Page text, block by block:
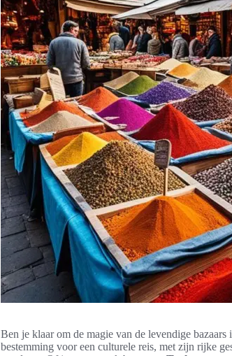
Ben je klaar om de magie van de levendige
bestemming voor een culturele reis, met zijn rijke